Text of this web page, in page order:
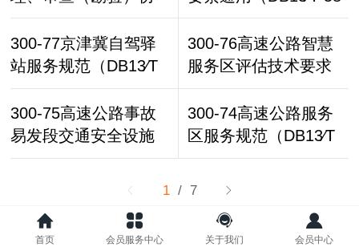
同运行规范（DB13∕T
5841-2023）
40-2023）
300-77京津冀自驾驿
站服务规范（DB13∕T
3036-2023）
300-76高速公路智慧
服务区评估技术要求
（DB13∕T 6032-202
4）
300-75高速公路事故
易发段交通安全设施
设置技术要求（DB13∕
300-74高速公路服务
区服务规范（DB13∕T
3018-2018）
1 / 7
Copyright © 2023 石家庄市道路运输行业协会
首页 会员服务中心 关于我们 会员中心